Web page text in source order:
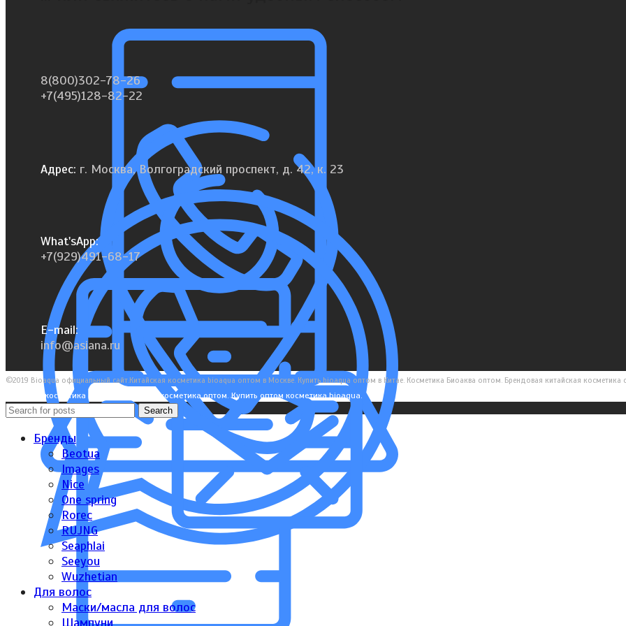
8(800)302-78-26
+7(495)128-82-22
Адрес: г. Москва, Волгоградский проспект, д. 42, к. 23
What'sApp:
+7(929)491-68-17
E-mail:
info@asiana.ru
©2019 Bioaqua официальный сайт.Китайская косметика bioaqua оптом в Москве. Купить bioaqua оптом в Китае. Косметика Биоаква оптом. Брендовая китайская
Японская косметика оптом. Корейская косметика оптом. Купить оптом косметика bioaqua.
Search
Бренды
Beotua
Images
Nice
One spring
Rorec
RUJNG
Seaphlai
Seeyou
Wuzhetian
Для волос
Маски/масла для волос
Шампуни